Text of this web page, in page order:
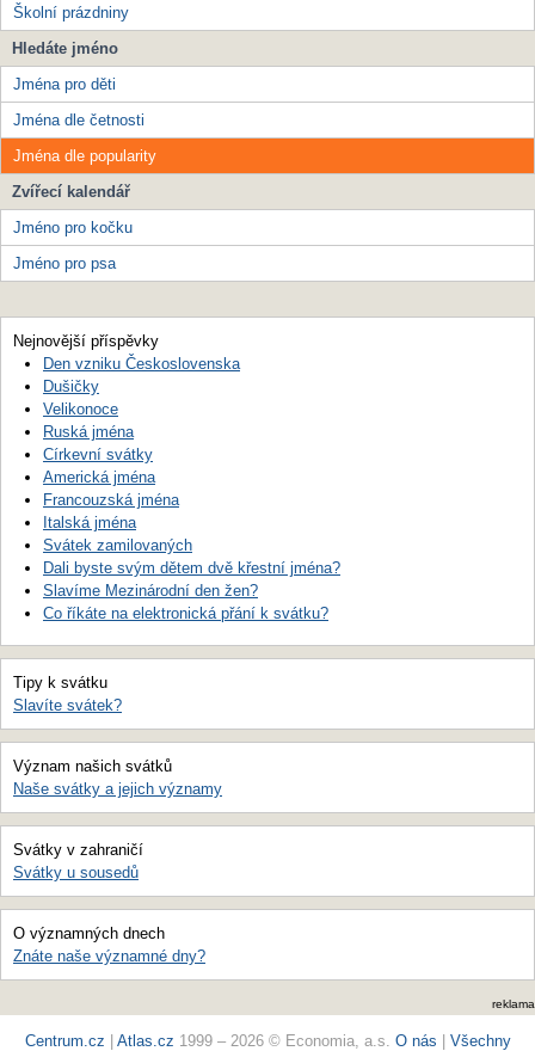
Školní prázdniny
Hledáte jméno
Jména pro děti
Jména dle četnosti
Jména dle popularity
Zvířecí kalendář
Jméno pro kočku
Jméno pro psa
Nejnovější příspěvky
Den vzniku Československa
Dušičky
Velikonoce
Ruská jména
Církevní svátky
Americká jména
Francouzská jména
Italská jména
Svátek zamilovaných
Dali byste svým dětem dvě křestní jména?
Slavíme Mezinárodní den žen?
Co říkáte na elektronická přání k svátku?
Tipy k svátku
Slavíte svátek?
Význam našich svátků
Naše svátky a jejich významy
Svátky v zahraničí
Svátky u sousedů
O významných dnech
Znáte naše významné dny?
reklama
Centrum.cz Atlas.cz 1999 – 2026 © Economia, a.s. O nás Všechny